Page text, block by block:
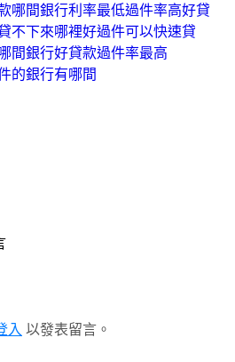
哪間銀行利率最低過件率高好貸
不下來哪裡好過件可以快速貸
間銀行好貸款過件率最高
的銀行有哪間
入 以發表留言。